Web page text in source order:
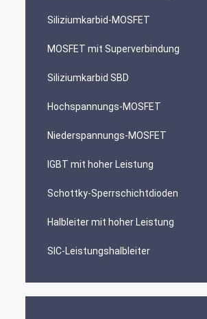
Siliziumkarbid-MOSFET
MOSFET mit Superverbindung
Siliziumkarbid SBD
Hochspannungs-MOSFET
Niederspannungs-MOSFET
IGBT mit hoher Leistung
Schottky-Sperrschichtdioden
Halbleiter mit hoher Leistung
SIC-Leistungshalbleiter